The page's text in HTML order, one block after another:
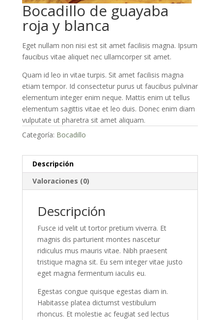
Bocadillo de guayaba
roja y blanca
Eget nullam non nisi est sit amet facilisis magna. Ipsum
faucibus vitae aliquet nec ullamcorper sit amet.
Quam id leo in vitae turpis. Sit amet facilisis magna
etiam tempor. Id consectetur purus ut faucibus pulvinar
elementum integer enim neque. Mattis enim ut tellus
elementum sagittis vitae et leo duis. Donec enim diam
vulputate ut pharetra sit amet aliquam.
Categoría: Bocadillo
Descripción
Valoraciones (0)
Descripción
Fusce id velit ut tortor pretium viverra. Et
magnis dis parturient montes nascetur
ridiculus mus mauris vitae. Nibh praesent
tristique magna sit. Eu sem integer vitae justo
eget magna fermentum iaculis eu.
Egestas congue quisque egestas diam in.
Habitasse platea dictumst vestibulum
rhoncus. Et molestie ac feugiat sed lectus